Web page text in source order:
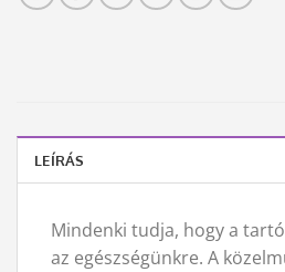
LEÍRÁS
Mindenki tudja, hogy a
az egészségünkre. A